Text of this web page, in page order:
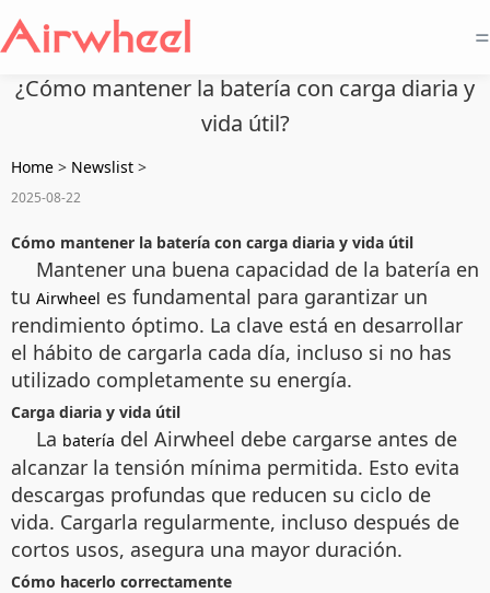
=
¿Cómo mantener la batería con carga diaria y
vida útil?
Home > Newslist >
2025-08-22
Cómo mantener la batería con carga diaria y vida útil
Mantener una buena capacidad de la batería en
tu Airwheel es fundamental para garantizar un
rendimiento óptimo. La clave está en desarrollar
el hábito de cargarla cada día, incluso si no has
utilizado completamente su energía.
Carga diaria y vida útil
La batería del Airwheel debe cargarse antes de
alcanzar la tensión mínima permitida. Esto evita
descargas profundas que reducen su ciclo de
vida. Cargarla regularmente, incluso después de
cortos usos, asegura una mayor duración.
Cómo hacerlo correctamente